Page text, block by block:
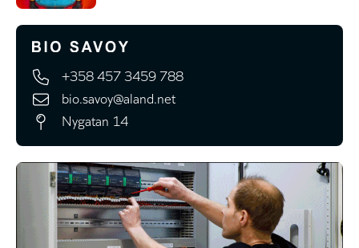
+358 457 3459 788
bio.savoy@aland.net
Nygatan 14